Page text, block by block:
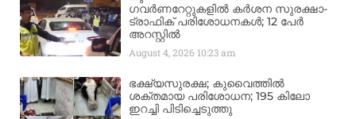
ഗവർണറേറ്റുകളിൽ കർശന സുരക്ഷാ-
ട്രാഫിക് പരിശോധനകൾ; 12 പേർ
അറസ്റ്റിൽ
August 4, 2026 10:23 am
ഭക്ഷ്യസുരക്ഷ; കുവൈത്തിൽ
ശക്തമായ പരിശോധന; 195 കിലോ
ഇറച്ചി പിടിച്ചെടുത്തു